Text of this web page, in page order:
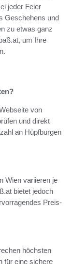
jeder Feier
Geschehens und
zu etwas ganz
um Ihre
von
und direkt
an Hüpfburgen
Wien variieren je
bietet jedoch
Preis-
höchsten
für eine sichere